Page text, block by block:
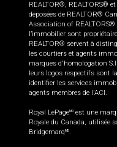
REALTOR®, REALTORS®
déposées de REALTOR®
Association of
l’immobilier sont
REALTOR® servent à
les courtiers et agents
marques d'homologation
leurs logos respectifs sont
identifier les services
agents membres de l'ACI.
Royal LePageMD est une
Royale du Canada, utilisée
BridgemarqMD.